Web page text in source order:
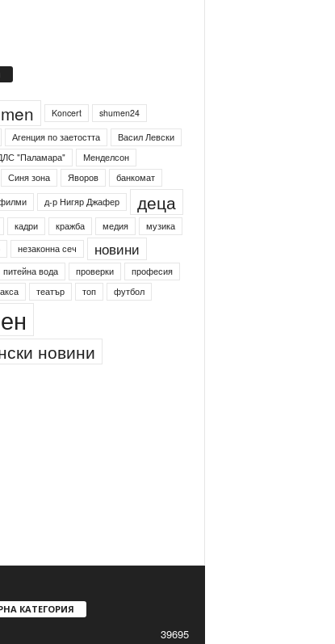
Koncert
shumen24
Агенция по заетостта
Васил Левски
"Паламара"
Менделсон
Синя зона Яворов
банкомат
д-р Нигяр Джафер деца
кадри кражба медия
музика
незаконна сеч новини
питейна вода проверки
професия
театър топ футбол
новини
КАТЕГОРИЯ
39695